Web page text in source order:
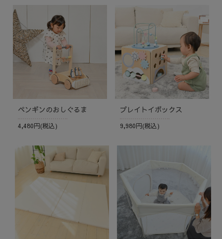
ペンギンのおしぐるま
4,480円(税込)
プレイトイボックス
9,980円(税込)